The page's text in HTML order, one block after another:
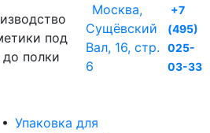
под
полки
Москва,
Сущёвский
Вал, 16, стр.
6
+7
(495)
025-
03-33
• Упаковка для